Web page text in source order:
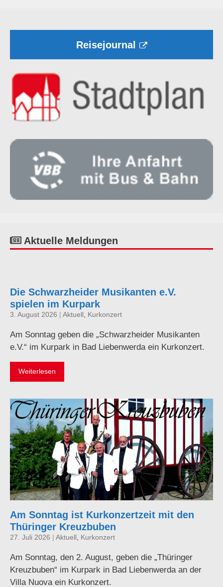
Reisejournal
Aktuelle Meldungen
Die Schwarzheider Musikanten e.V.
spielen im Kurpark
3. August 2026 | Aktuell Kurkonzert
Am Sonntag geben die „Schwarzheider Musikanten
e.V.“ im Kurpark in Bad Liebenwerda ein Kurkonzert.
Weiterlesen
Am Sonntag ist Kurkonzertzeit mit den
Thüringer Kreuzbuben
27. Juli 2026 | Aktuell Kurkonzert
Am Sonntag, den 2. August, geben die „Thüringer
Kreuzbuben“ im Kurpark in Bad Liebenwerda an der
Villa Nuova ein Kurkonzert.